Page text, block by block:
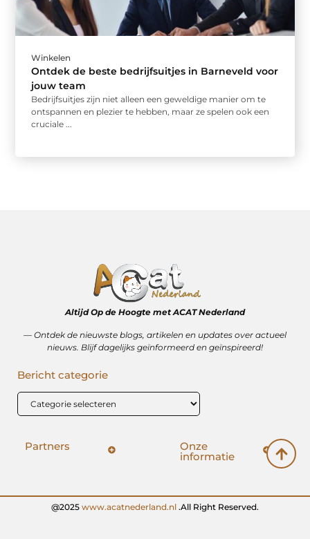
Winkelen
Ontdek de beste bedrijfsuitjes in Barneveld voor
jouw team
Bedrijfsuitjes zijn niet alleen een geweldige manier om te
ontspannen en plezier te hebben, maar ze spelen ook een
cruciale ...
Altijd Op de Hoogte met ACAT Nederland
–– Ontdek de nieuwste blogs, artikelen en updates over actueel
nieuws. Blijf dagelijks geïnformeerd en geïnspireerd!
Bericht categorie
Partners Onze
informatie
@2025 www.acatnederland.nl .All Right Reserved.